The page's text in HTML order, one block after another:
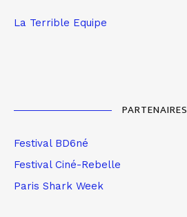
La Terrible Equipe
PARTENAIRES
Festival BD6né
Festival Ciné-Rebelle
Paris Shark Week